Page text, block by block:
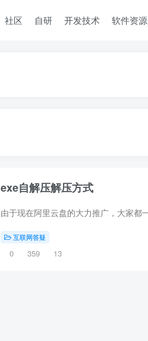
社区 自研 开发技术 软件资源
exe自解压解压方式
互联网答疑
0 359 13